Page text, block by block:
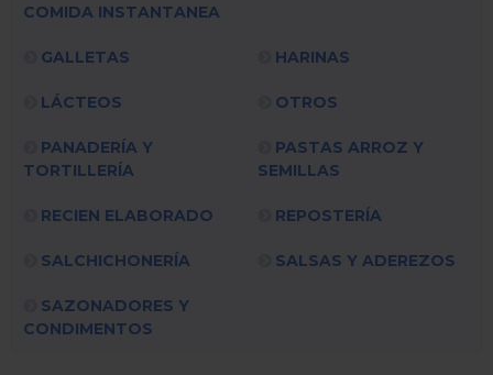
COMIDA INSTANTANEA
GALLETAS HARINAS
LÁCTEOS OTROS
PANADERÍA Y
TORTILLERÍA
PASTAS ARROZ Y
SEMILLAS
RECIEN ELABORADO REPOSTERÍA
SALCHICHONERÍA SALSAS Y ADEREZOS
SAZONADORES Y
CONDIMENTOS